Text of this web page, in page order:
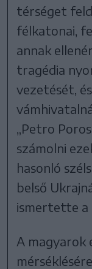
térséget
félkatonai,
annak
tragédia
vezetését,
„Petro
számolni
hasonló
belső
ismertette a
A magyarok